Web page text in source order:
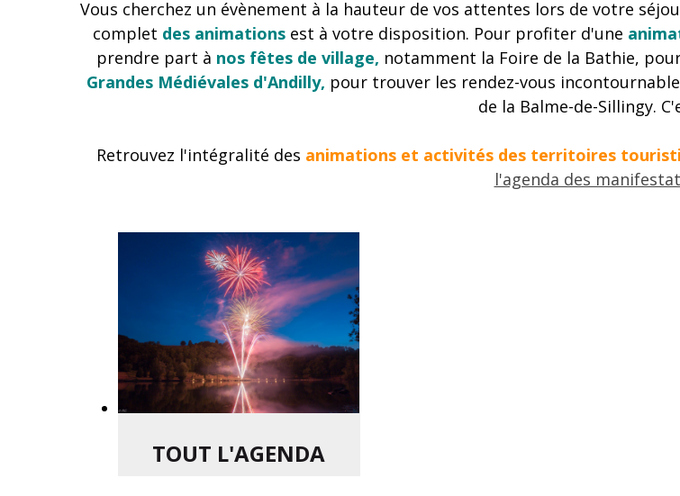
Vous cherchez un évènement à la hauteur de vos attentes lors de votre
complet des animationsest à votre disposition. Pour profiter d'une
prendre part à nos fêtes de village, notamment la Foire de la Bathie,
Grandes Médiévales d'Andilly, pour trouver les rendez-vous
de la Balme-de-Sillingy.
Retrouvez l'intégralité des animations et activités des territoires
l'agenda des
TOUT L'AGENDA